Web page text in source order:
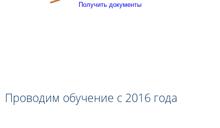
Получить документы
Проводим обучение с 2016 года